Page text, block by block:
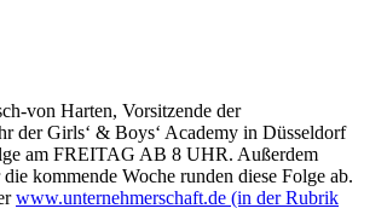
von Harten, Vorsitzende der
der Girls‘ & Boys‘ Academy in Düsseldorf
am FREITAG AB 8 UHR. Außerdem
kommende Woche runden diese Folge ab.
www.unternehmerschaft.de (in der Rubrik